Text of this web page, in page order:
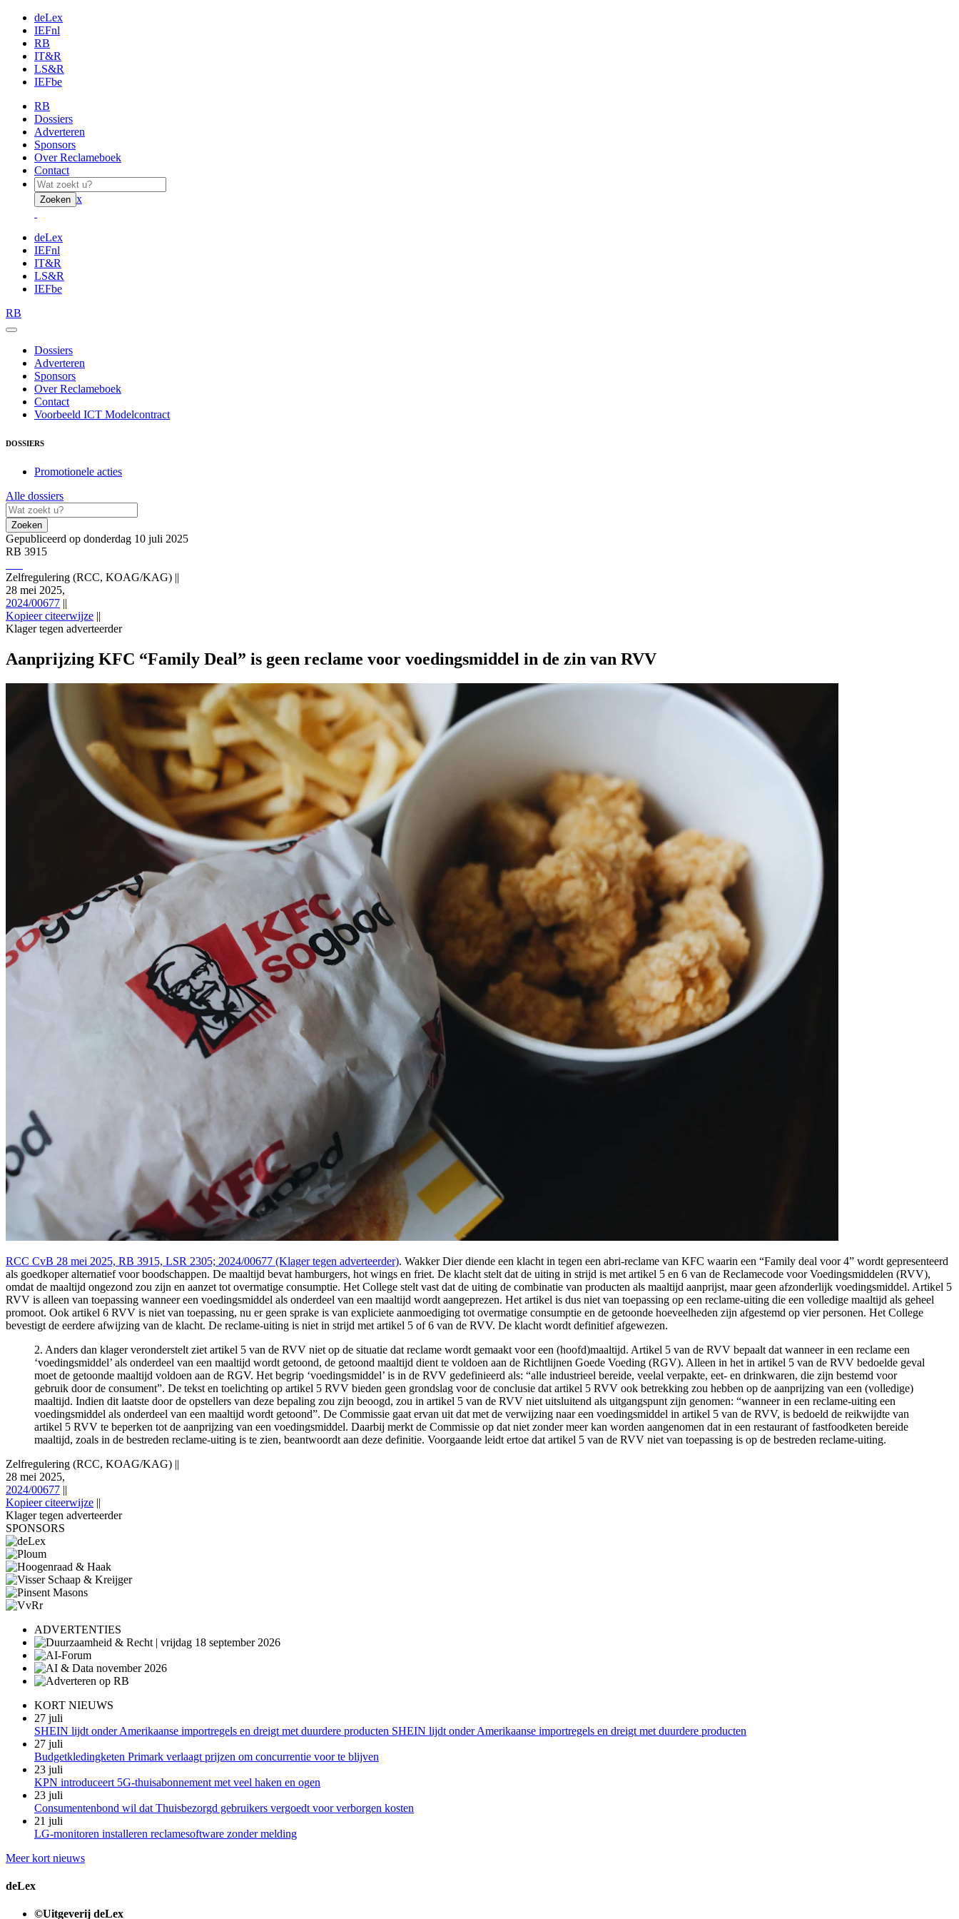
deLex
IEFnl
RB
IT&R
LS&R
IEFbe
RB
Dossiers
Adverteren
Sponsors
Over Reclameboek
Contact
Zoeken x
deLex
IEFnl
IT&R
LS&R
IEFbe
RB
Dossiers
Adverteren
Sponsors
Over Reclameboek
Contact
Voorbeeld ICT Modelcontract
DOSSIERS
Promotionele acties
Alle dossiers
Zoeken
Gepubliceerd op donderdag 10 juli 2025
RB 3915
Zelfregulering (RCC, KOAG/KAG) ||
28 mei 2025,
2024/00677 ||
Kopieer citeerwijze ||
Klager tegen adverteerder
in-de-zin-van-rvv
Aanprijzing KFC “Family Deal” is geen reclame voor voedingsmiddel in de zin van RVV
RCC CvB 28 mei 2025, RB 3915, LSR 2305; 2024/00677 (Klager tegen adverteerder). Wakker Dier diende een klacht in tegen een abri-reclame van KFC waarin een “Family deal voor 4” wordt gepresenteerd
als goedkoper alternatief voor boodschappen. De maaltijd bevat hamburgers, hot wings en friet. De klacht stelt dat de uiting in strijd is met artikel 5 en 6 van de Reclamecode voor Voedingsmiddelen (RVV),
omdat de maaltijd ongezond zou zijn en aanzet tot overmatige consumptie. Het College stelt vast dat de uiting de combinatie van producten als maaltijd aanprijst, maar geen afzonderlijk voedingsmiddel. Artikel 5
RVV is alleen van toepassing wanneer een voedingsmiddel als onderdeel van een maaltijd wordt aangeprezen. Het artikel is dus niet van toepassing op een reclame-uiting die een volledige maaltijd als geheel
promoot. Ook artikel 6 RVV is niet van toepassing, nu er geen sprake is van expliciete aanmoediging tot overmatige consumptie en de getoonde hoeveelheden zijn afgestemd op vier personen. Het College
bevestigt de eerdere afwijzing van de klacht. De reclame-uiting is niet in strijd met artikel 5 of 6 van de RVV. De klacht wordt definitief afgewezen.
2. Anders dan klager veronderstelt ziet artikel 5 van de RVV niet op de situatie dat reclame wordt gemaakt voor een (hoofd)maaltijd. Artikel 5 van de RVV bepaalt dat wanneer in een reclame een
‘voedingsmiddel’ als onderdeel van een maaltijd wordt getoond, de getoond maaltijd dient te voldoen aan de Richtlijnen Goede Voeding (RGV). Alleen in het in artikel 5 van de RVV bedoelde geval
moet de getoonde maaltijd voldoen aan de RGV. Het begrip ‘voedingsmiddel’ is in de RVV gedefinieerd als: “alle industrieel bereide, veelal verpakte, eet- en drinkwaren, die zijn bestemd voor
gebruik door de consument”. De tekst en toelichting op artikel 5 RVV bieden geen grondslag voor de conclusie dat artikel 5 RVV ook betrekking zou hebben op de aanprijzing van een (volledige)
maaltijd. Indien dit laatste door de opstellers van deze bepaling zou zijn beoogd, zou in artikel 5 van de RVV niet uitsluitend als uitgangspunt zijn genomen: “wanneer in een reclame-uiting een
voedingsmiddel als onderdeel van een maaltijd wordt getoond”. De Commissie gaat ervan uit dat met de verwijzing naar een voedingsmiddel in artikel 5 van de RVV, is bedoeld de reikwijdte van
artikel 5 RVV te beperken tot de aanprijzing van een voedingsmiddel. Daarbij merkt de Commissie op dat niet zonder meer kan worden aangenomen dat in een restaurant of fastfoodketen bereide
maaltijd, zoals in de bestreden reclame-uiting is te zien, beantwoordt aan deze definitie. Voorgaande leidt ertoe dat artikel 5 van de RVV niet van toepassing is op de bestreden reclame-uiting.
Zelfregulering (RCC, KOAG/KAG) ||
28 mei 2025,
2024/00677 ||
Kopieer citeerwijze ||
Klager tegen adverteerder
SPONSORS
ADVERTENTIES
KORT NIEUWS
27 juli
SHEIN lijdt onder Amerikaanse importregels en dreigt met duurdere producten SHEIN lijdt onder Amerikaanse importregels en dreigt met duurdere producten
27 juli
Budgetkledingketen Primark verlaagt prijzen om concurrentie voor te blijven
23 juli
KPN introduceert 5G-thuisabonnement met veel haken en ogen
23 juli
Consumentenbond wil dat Thuisbezorgd gebruikers vergoedt voor verborgen kosten
21 juli
LG-monitoren installeren reclamesoftware zonder melding
Meer kort nieuws
deLex
©Uitgeverij deLex